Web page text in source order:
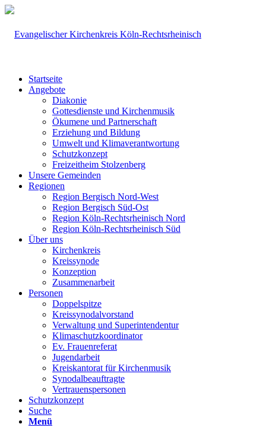
Startseite
Angebote
Diakonie
Gottesdienste und Kirchenmusik
Ökumene und Partnerschaft
Erziehung und Bildung
Umwelt und Klimaverantwortung
Schutzkonzept
Freizeitheim Stolzenberg
Unsere Gemeinden
Regionen
Region Bergisch Nord-West
Region Bergisch Süd-Ost
Region Köln-Rechtsrheinisch Nord
Region Köln-Rechtsrheinisch Süd
Über uns
Kirchenkreis
Kreissynode
Konzeption
Zusammenarbeit
Personen
Doppelspitze
Kreissynodalvorstand
Verwaltung und Superintendentur
Klimaschutzkoordinator
Ev. Frauenreferat
Jugendarbeit
Kreiskantorat für Kirchenmusik
Synodalbeauftragte
Vertrauenspersonen
Schutzkonzept
Suche
Menü